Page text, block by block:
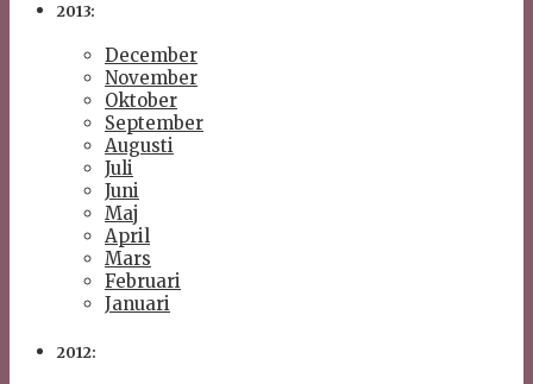
2013:
December
November
Oktober
September
Augusti
Juli
Juni
Maj
April
Mars
Februari
Januari
2012: